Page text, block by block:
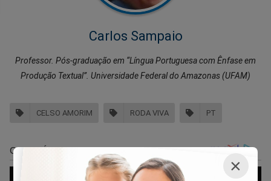
×
Carlos Sampaio
Professor. Pós-graduação em “Língua Portuguesa com Ênfase em
Produção Textual”. Universidade Federal do Amazonas (UFAM)
CELSO AMORIM RODA VIVA PT